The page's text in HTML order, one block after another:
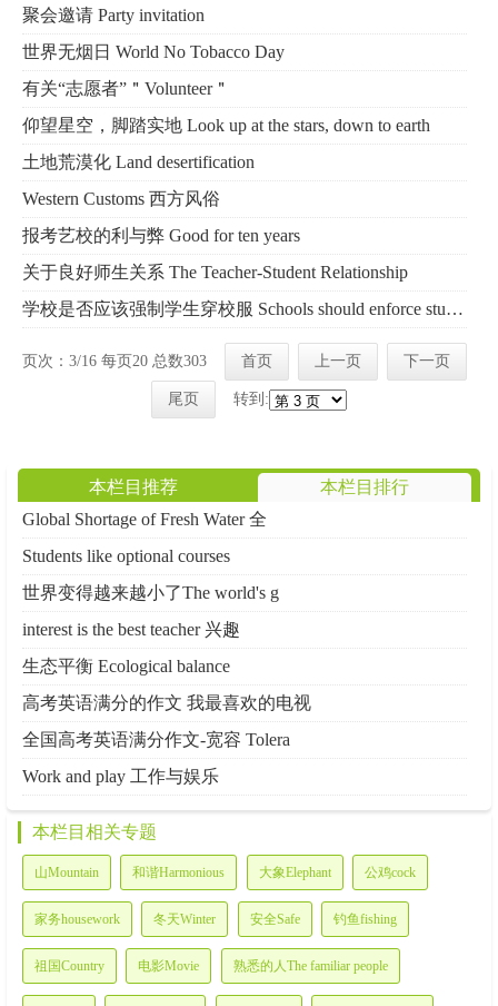
聚会邀请 Party invitation
世界无烟日 World No Tobacco Day
有关“志愿者”＂Volunteer＂
仰望星空，脚踏实地 Look up at the stars, down to earth
土地荒漠化 Land desertification
Western Customs 西方风俗
报考艺校的利与弊 Good for ten years
关于良好师生关系 The Teacher-Student Relationship
学校是否应该强制学生穿校服 Schools should enforce students to wear uniforms
页次：3/16 每页20 总数303 首页 上一页 下一页
尾页 转到:
本栏目推荐
本栏目排行
Global Shortage of Fresh Water 全
Students like optional courses
世界变得越来越小了The world's g
interest is the best teacher 兴趣
生态平衡 Ecological balance
高考英语满分的作文 我最喜欢的电视
全国高考英语满分作文-宽容 Tolera
Work and play 工作与娱乐
本栏目相关专题
山Mountain 和谐Harmonious 大象Elephant 公鸡cock
家务housework 冬天Winter 安全Safe 钓鱼fishing
祖国Country 电影Movie 熟悉的人The familiar people